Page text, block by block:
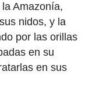
Amazonía,
nidos, y la
por las orillas
en su
en sus